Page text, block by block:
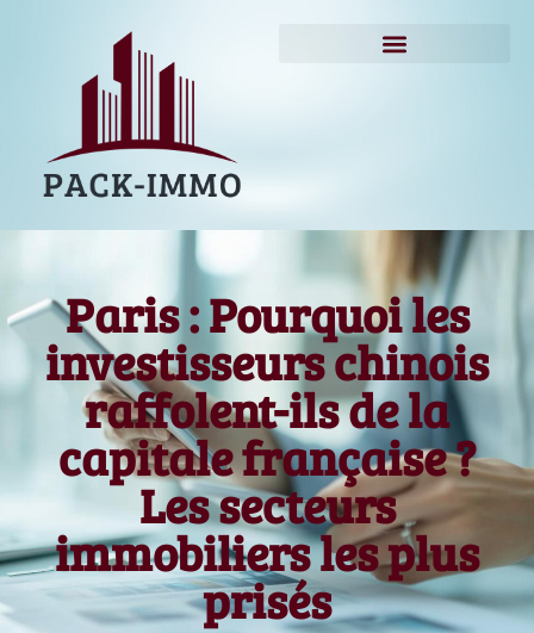
Paris : Pourquoi les
investisseurs chinois
raffolent-ils de la
capitale française ?
Les secteurs
immobiliers les plus
prisés